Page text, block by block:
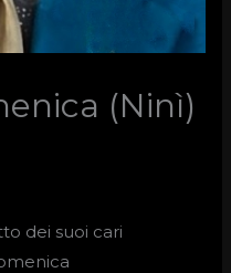
(Ninì)
dei suoi cari